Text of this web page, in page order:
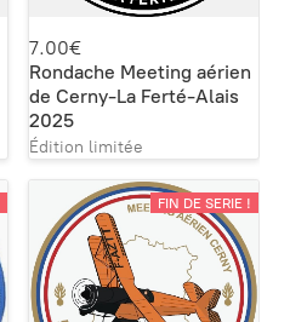
7.00€
Rondache Meeting aérien
de Cerny-La Ferté-Alais
2025
Édition limitée
FIN DE SERIE !